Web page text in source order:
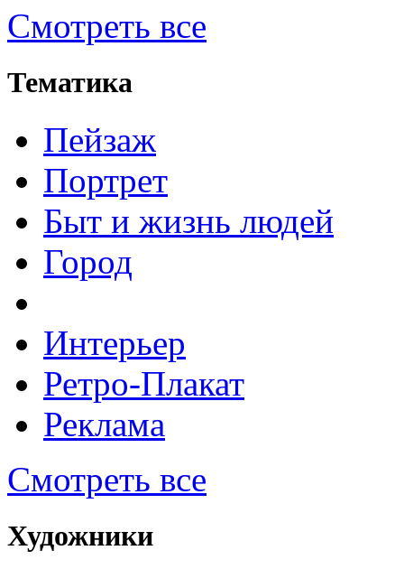
Смотреть все
Тематика
Пейзаж
Портрет
Быт и жизнь людей
Город
Интерьер
Ретро-Плакат
Реклама
Смотреть все
Художники